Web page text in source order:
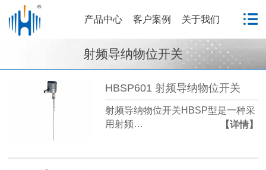
产品中心 客户案例 关于我们
射频导纳物位开关
HBSP601 射频导纳物位开关
射频导纳物位开关HBSP型是一种采
用射频…
【详情】